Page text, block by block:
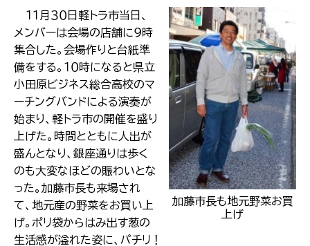
加藤市長も地元野菜お買
上げ
１１月３０日軽トラ市当日、
メンバーは会場の店舗に９時
集合した。会場作りと台紙準
備をする。１０時になると県立
小田原ビジネス総合高校のマ
ーチングバンドによる演奏が
始まり、軽トラ市の開催を盛り
上げた。時間とともに人出が
盛んとなり、銀座通りは歩く
のも大変なほどの賑わいとな
った。加藤市長も来場され
て、地元産の野菜をお買い上
げ。ポリ袋からはみ出す葱の
生活感が溢れた姿に、パチリ！